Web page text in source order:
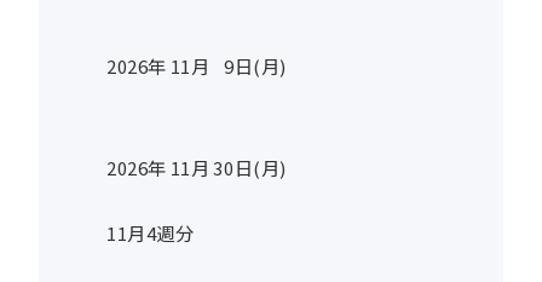
2026年 11月 9日(月)
2026年 11月 30日(月)
11月4週分